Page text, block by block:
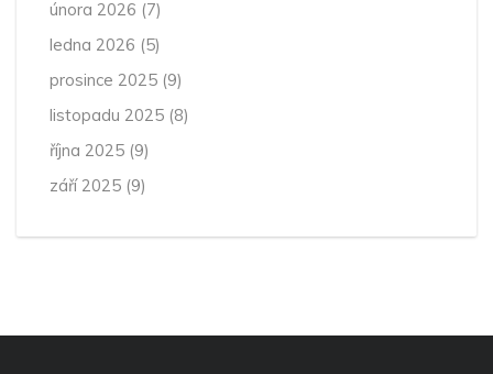
února 2026 (7)
ledna 2026 (5)
prosince 2025 (9)
listopadu 2025 (8)
října 2025 (9)
září 2025 (9)